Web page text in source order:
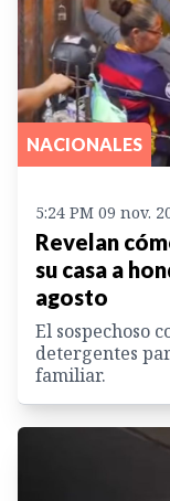
NACIONALES
5:24 PM 09 nov.
Revelan
su casa a
agosto
El sospechoso
detergentes
familiar.